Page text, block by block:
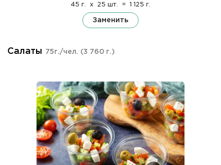
45 г. x 25 шт. = 1 125 г.
Заменить
Салаты 75г./чел. (3 760 г.)